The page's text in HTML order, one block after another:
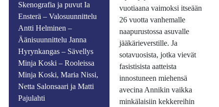
Skenografia ja puvut Ia
Ensterä – Valosuunnittelu
Antti Helminen –
Äänisuunnittelu Janna
Hyrynkangas – Sävellys
Minja Koski – Rooleissa
Minja Koski, Maria Nissi,
Netta Salonsaari ja Matti
Pajulahti
vuotiaana vaimoksi itseään
26 vuotta vanhemalle
naapurustossa asuvalle
jääkärieverstille. Ja
sotavuosista, jotka vievät
fasistisista aatteista
innostuneen miehensä
avecina Annikin vaikka
minkälaisiin kekkereihin